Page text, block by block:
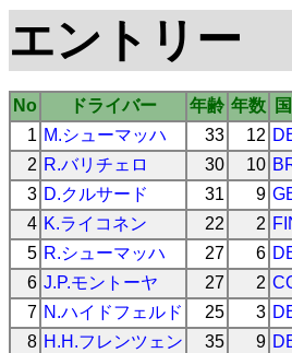
エントリー
No ドライバー 年齢 年数
1 M.シューマッハ 33 12
2 R.バリチェロ 30 10
3 D.クルサード 31 9
4 K.ライコネン 22 2
5 R.シューマッハ 27 6
6 J.P.モントーヤ 27 2
7 N.ハイドフェルド 25 3
8 H.H.フレンツェン 35 9